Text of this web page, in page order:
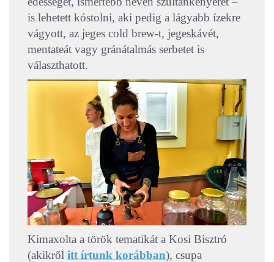
is lehetett kóstolni, aki pedig a lágyabb ízekre
vágyott, az jeges cold brew-t, jegeskávét,
mentateát vagy gránátalmás serbetet is
választhatott.
Kimaxolta a török tematikát a Kosi Bisztró
(akikről itt írtunk korábban), csupa